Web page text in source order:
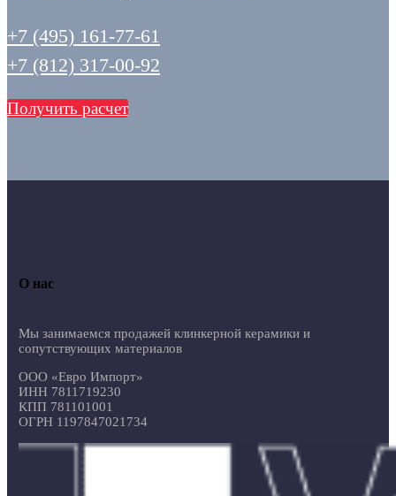
+7 (495) 161-77-61
+7 (812) 317-00-92
Получить расчет
О нас
Мы занимаемся продажей клинкерной керамики и
сопутствующих материалов
ООО «Евро Импорт»
ИНН 7811719230
КПП 781101001
ОГРН 1197847021734